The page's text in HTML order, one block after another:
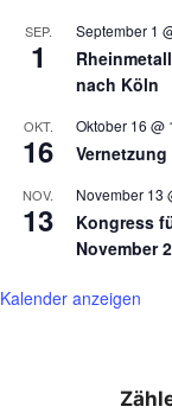
SEP.
1
September 1
nach Köln
OKT.
16
Oktober 16 @
NOV.
13
November 13
Kongress
November
Kalender anzeigen